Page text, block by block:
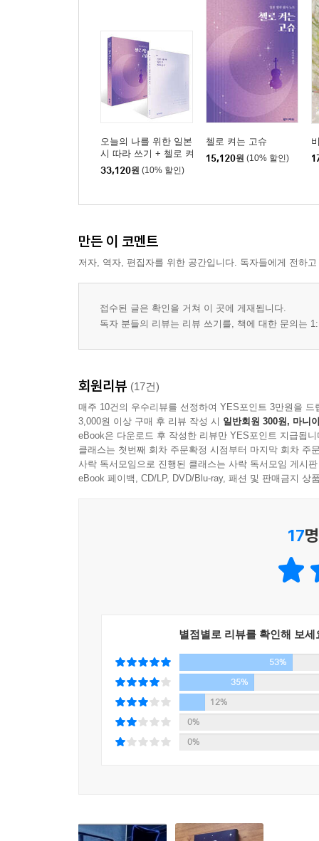
오늘의 나를 위한 일본
시 따라 쓰기 + 첼로 켜
는 고슈 세트
33,120원 (10% 할인)
첼로 켜는 고슈
15,120원 (10% 할인)
만든 이 코멘트
저자, 역자, 편집자를 위한 공간입니다. 독자들에게 전하
접수된 글은 확인을 거쳐 이 곳에 게재됩니다.
독자 분들의 리뷰는 리뷰 쓰기를, 책에 대한 문의는
회원리뷰 (17건)
매주 10건의 우수리뷰를 선정하여 YES포인트 3만원을 드
3,000원 이상 구매 후 리뷰 작성 시 일반회원 300원, 마니
eBook은 다운로드 후 작성한 리뷰만 YES포인트 지급됩니
클래스는 첫번째 회차 주문확정 시점부터 마지막 회차 주
사락 독서모임으로 진행된 클래스는 사락 독서모임 게시
eBook 페이백, CD/LP, DVD/Blu-ray, 패션 및 판매금지 상
17
별점별로 리뷰를 확인해 보세
53%
35%
12%
0%
0%